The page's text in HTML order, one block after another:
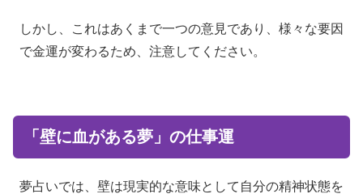
しかし、これはあくまで一つの意見であり、様々な要因
で金運が変わるため、注意してください。
「壁に血がある夢」の仕事運
夢占いでは、壁は現実的な意味として自分の精神状態を